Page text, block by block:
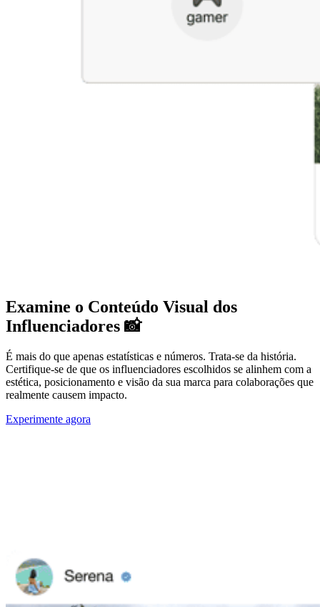
Examine o Conteúdo Visual dos
Influenciadores 📸
É mais do que apenas estatísticas e números. Trata-se da história.
Certifique-se de que os influenciadores escolhidos se alinhem com a
estética, posicionamento e visão da sua marca para colaborações que
realmente causem impacto.
Experimente agora